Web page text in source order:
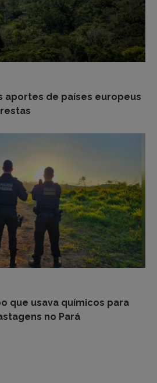
aportes de países europeus
que usava químicos para
no Pará